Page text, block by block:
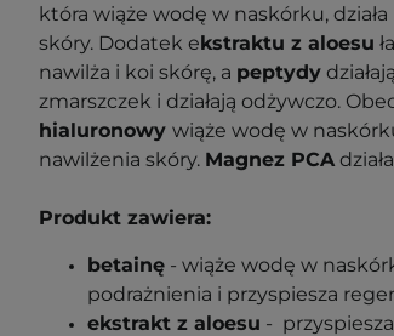
która wiąże wodę w naskórku,
skóry. Dodatek ekstraktu z aloesu
nawilża i koi skórę, a peptydy
zmarszczek i działają odżywczo.
hialuronowy wiąże wodę w
nawilżenia skóry. Magnez PCA
Produkt zawiera:
betainę - wiąże wodę w
podrażnienia i przyspiesza
ekstrakt z aloesu -